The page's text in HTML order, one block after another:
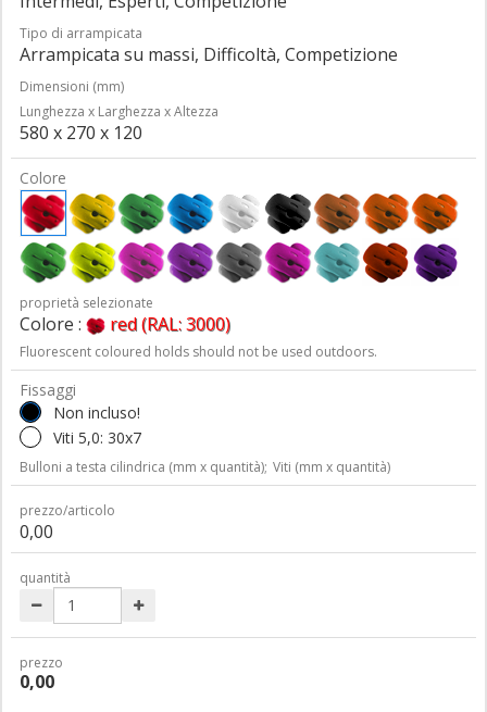
Tipo di arrampicata
Arrampicata su massi, Difficoltà, Competizione
Dimensioni (mm)
Lunghezza x Larghezza x Altezza
580 x 270 x 120
Colore
proprietà selezionate
Colore : red (RAL: 3000)
Fluorescent coloured holds should not be used outdoors.
Fissaggi
Non incluso!
Viti 5,0: 30x7
Bulloni a testa cilindrica (mm x quantità); Viti (mm x quantità)
prezzo/articolo
0,00
quantità
prezzo
0,00